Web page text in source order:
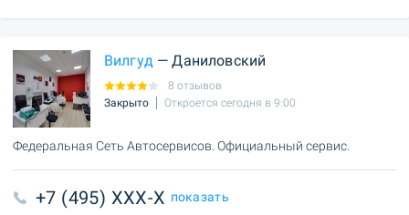
Вилгуд — Даниловский
8 отзывов
Закрыто
Откроется сегодня в 9:00
Федеральная Сеть Автосервисов. Официальный сервис.
+7 (495) XXX-X показать